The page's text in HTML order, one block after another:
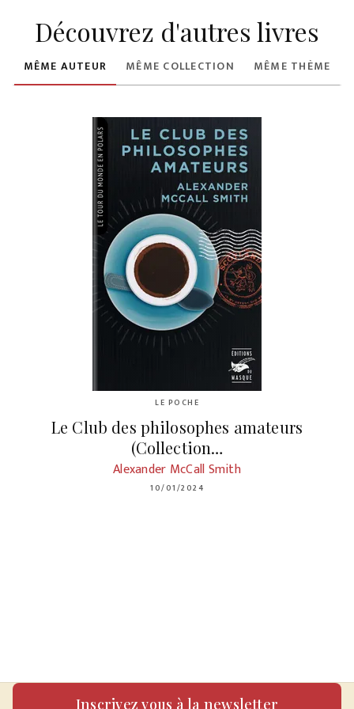
Découvrez d'autres livres
MÊME AUTEUR MÊME COLLECTION MÊME THÈME
LE POCHE
Le Club des philosophes amateurs
(Collection…
Alexander McCall Smith
10/01/2024
Inscrivez vous à la newsletter